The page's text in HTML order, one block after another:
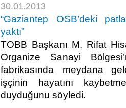
30.01.2013
​“Gaziantep OSB’deki
yaktı”
TOBB Başkanı M. Rifat
Organize Sanayi
fabrikasında meydana
işçinin hayatını
duyduğunu söyledi. ​